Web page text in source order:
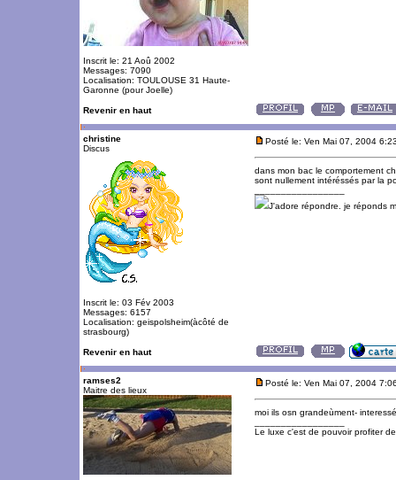
Inscrit le: 21 Aoû 2002
Messages: 7090
Localisation: TOULOUSE 31 Haute-
Garonne (pour Joelle)
Revenir en haut
christine
Discus
Inscrit le: 03 Fév 2003
Messages: 6157
Localisation: geispolsheim(àcôté de
strasbourg)
Posté le: Ven Mai 07, 2004
dans mon bac le comportement
sont nullement intéréssés par la
J'adore répondre. je réponds
Revenir en haut
ramses2
Maitre des lieux
Posté le: Ven Mai 07, 2004
moi ils osn grandeùment-
Le luxe c'est de pouvoir profiter